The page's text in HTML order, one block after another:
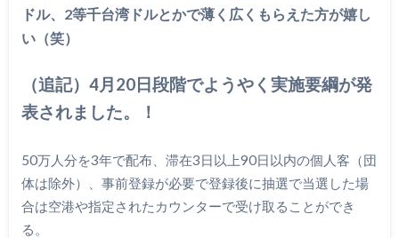
ドル、2等千台湾ドルとかで薄く広くもらえた方が嬉し
い（笑）
（追記）4月20日段階でようやく実施要綱が発
表されました。！
50万人分を3年で配布、滞在3日以上90日以内の個人客（団
体は除外）、事前登録が必要で登録後に抽選で当選した場
合は空港や指定されたカウンターで受け取ることができ
る。